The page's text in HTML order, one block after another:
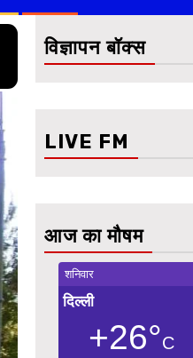
विज्ञापन बॉक्स
LIVE FM
आज का मौषम
शनिवार
दिल्ली
+26°C